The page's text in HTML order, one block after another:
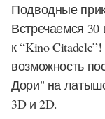
Подводные
Встречаемся
к “Kino
возможность
Дори" на
3D и 2D.